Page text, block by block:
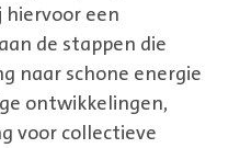
hiervoor een
de stappen die
naar schone energie
ontwikkelingen,
voor collectieve